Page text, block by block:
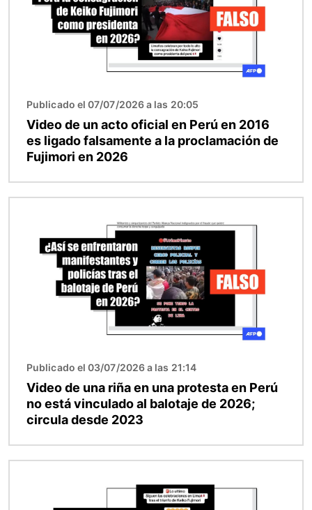
Publicado el 07/07/2026 a las 20:05
Video de un acto oficial en Perú en 2016
es ligado falsamente a la proclamación de
Fujimori en 2026
Publicado el 03/07/2026 a las 21:14
Video de una riña en una protesta en Perú
no está vinculado al balotaje de 2026;
circula desde 2023